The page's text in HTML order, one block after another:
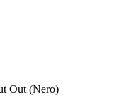
Out (Nero)